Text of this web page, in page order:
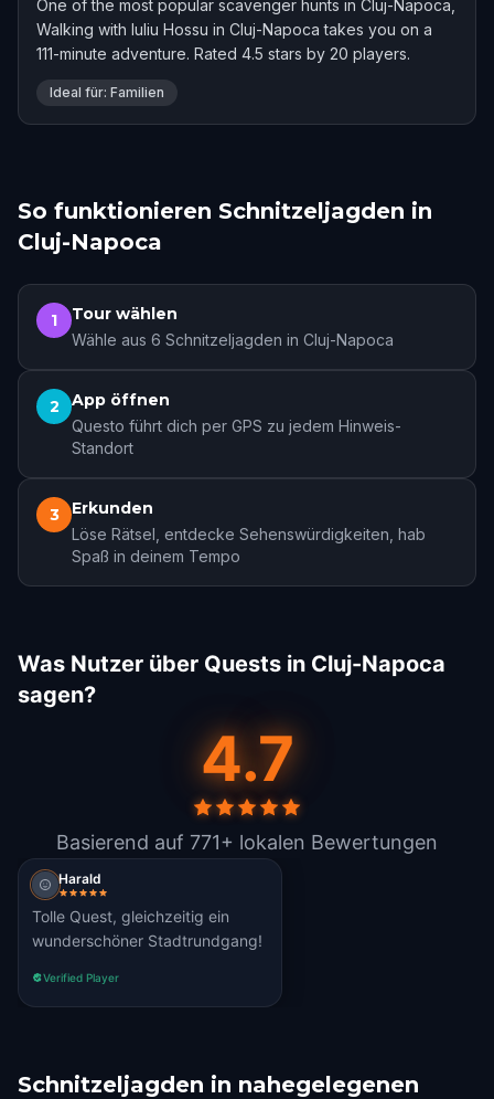
One of the most popular scavenger hunts in Cluj-Napoca,
Walking with Iuliu Hossu in Cluj-Napoca takes you on a
111-minute adventure. Rated 4.5 stars by 20 players.
Ideal für: Familien
So funktionieren Schnitzeljagden in
Cluj-Napoca
1 Tour wählen
Wähle aus 6 Schnitzeljagden in Cluj-Napoca
2 App öffnen
Questo führt dich per GPS zu jedem Hinweis-
Standort
3 Erkunden
Löse Rätsel, entdecke Sehenswürdigkeiten, hab
Spaß in deinem Tempo
Was Nutzer über Quests in Cluj-Napoca
sagen?
4.7
Basierend auf 771+ lokalen Bewertungen
Harald
Tolle Quest, gleichzeitig ein
wunderschöner Stadtrundgang!
Verified Player
Schnitzeljagden in nahegelegenen